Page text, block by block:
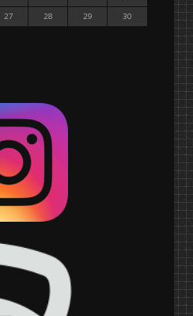
27 28 29
30